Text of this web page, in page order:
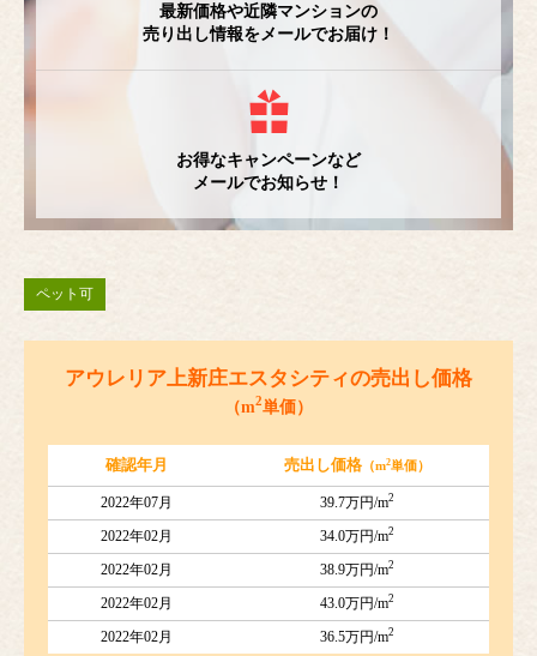
最新価格や近隣マンションの
売り出し情報をメールでお届け！
お得なキャンペーンなど
メールでお知らせ！
ペット可
アウレリア上新庄エスタシティの売出し価格
（m2単価）
確認年月 売出し価格（m2単価）
2022年07月 39.7万円/m2
2022年02月 34.0万円/m2
2022年02月 38.9万円/m2
2022年02月 43.0万円/m2
2022年02月 36.5万円/m2